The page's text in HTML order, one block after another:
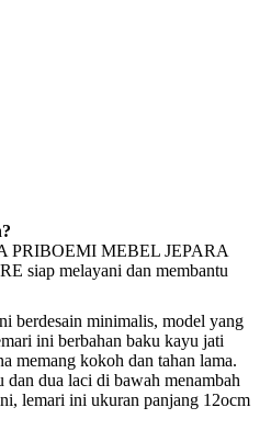
PRIBOEMI MEBEL JEPARA
siap melayani dan membantu
berdesain minimalis, model yang
ini berbahan baku kayu jati
memang kokoh dan tahan lama.
dua laci di bawah menambah
lemari ini ukuran panjang 12ocm